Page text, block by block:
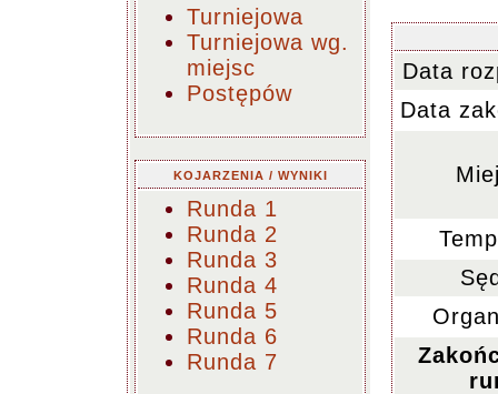
Turniejowa
Turniejowa wg.
miejsc
Postępów
KOJARZENIA / WYNIKI
Runda 1
Runda 2
Runda 3
Runda 4
Runda 5
Runda 6
Runda 7
Data
Data